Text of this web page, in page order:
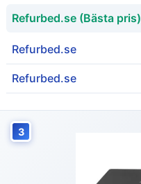
Refurbed.se (Bästa pris)
Refurbed.se
Refurbed.se
3